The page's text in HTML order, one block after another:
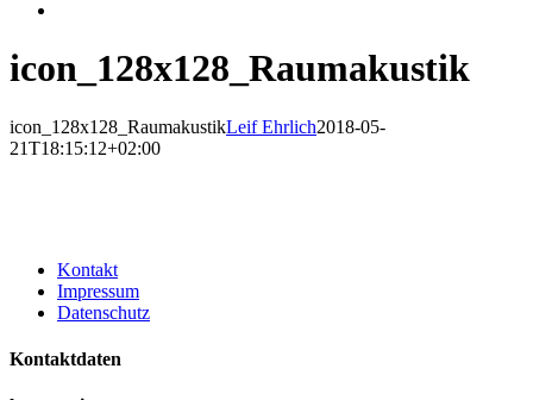
icon_128x128_Raumakustik
icon_128x128_RaumakustikLeif Ehrlich2018-05-
21T18:15:12+02:00
Kontakt
Impressum
Datenschutz
Kontaktdaten